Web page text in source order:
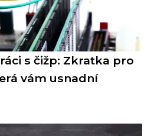
s čižp: Zkratka pro
vám usnadní